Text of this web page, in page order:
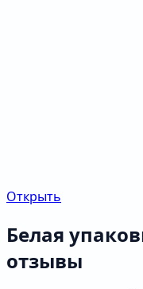
Открыть
Белая
отзывы